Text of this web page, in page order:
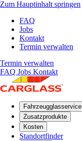
Zum Hauptinhalt springen
FAQ
Jobs
Kontakt
Termin verwalten
Termin verwalten
FAQ Jobs Kontakt
Fahrzeugglasservice
Zusatzprodukte
Kosten
Standortfinder